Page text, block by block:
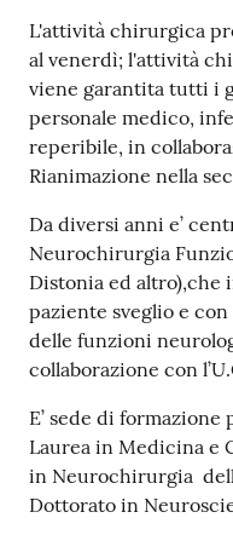
i
P
a
r
t
à
d
i
g
e
e
r
e
L'attività chirurgica
al venerdì; l'attività
viene garantita tutti i
personale medico,
reperibile, in
Rianimazione nella
Da diversi anni e’
Neurochirurgia
Distonia ed
paziente sveglio e
delle funzioni
collaborazione con
E’ sede di
Laurea in Medicina e
in Neurochirurgia
Dottorato in